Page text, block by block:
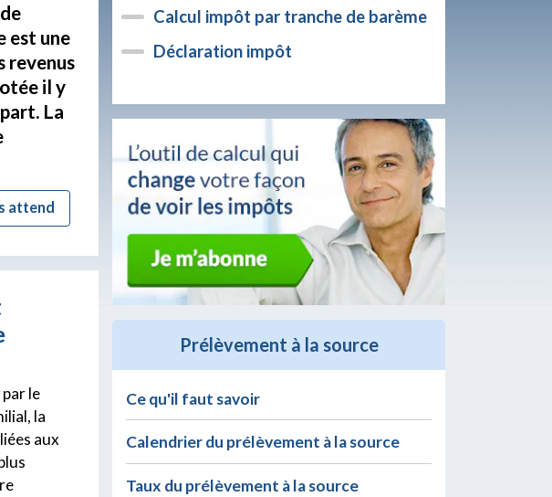
est une
revenus
il y
La
attend
par le
la
aux
Calcul impôt par tranche de barème
Déclaration impôt
Prélèvement à la source
Ce qu'il faut savoir
Calendrier du prélèvement à la source
Taux du prélèvement à la source